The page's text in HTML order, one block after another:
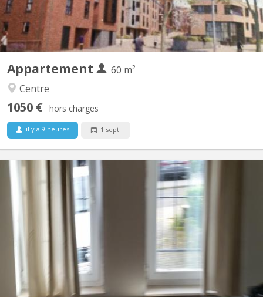
Appartement
60 m²
Centre
1050 € hors charges
il y a 9 heures 1 sept.
Appartement tout confort aux Bruyères composé de : - Grande
chambre séparée et une autre pièce/bureau ou ch. avec meubles
à disposition. - Salon et Sam meublés, - WC séparé avec lave-
mains, tablette et miroir - Cuisine équipée avec grand four
électrique, 4 taques électrique Indiction, frigo,...